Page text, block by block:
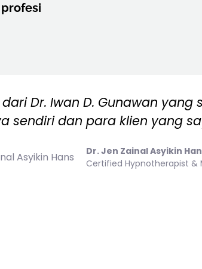
Dr. Iwan D. Gunawan
sendiri dan para klien yang
Dr. Jen Zainal Asyikin
Certified Hypnotherapist &